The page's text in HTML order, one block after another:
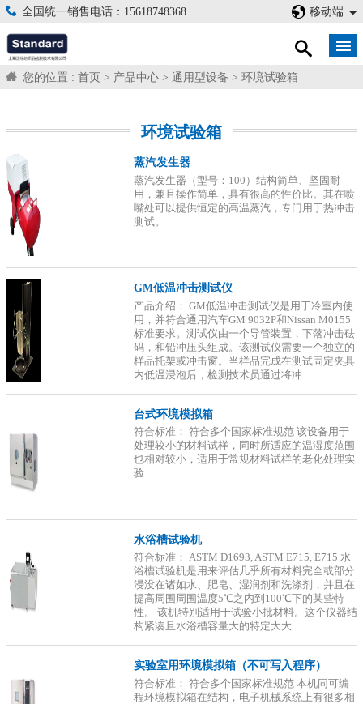
全国统一销售电话：15618748368 移动端
您的位置 : 首页 > 产品中心 > 通用型设备 > 环境试验箱
环境试验箱
蒸汽发生器
蒸汽发生器（型号：100）结构简单、坚固耐
用，兼且操作简单，具有很高的性价比。其在喷
嘴处可以提供恒定的高温蒸汽，专门用于热冲击
测试。
GM低温冲击测试仪
产品介绍： GM低温冲击测试仪是用于冷室内使
用，并符合通用汽车GM 9032P和Nissan M0155
标准要求。测试仪由一个导管装置，下落冲击砝
码，和铅冲压头组成。该测试仪需要一个独立的
样品托架或冲击窗。当样品完成在测试固定夹具
内低温浸泡后，检测技术员通过将冲
台式环境模拟箱
符合标准： 符合多个国家标准规范 该设备用于
处理较小的材料试样，同时所适应的温湿度范围
也相对较小，适用于常规材料试样的老化处理实
验
水浴槽试验机
符合标准： ASTM D1693, ASTM E715, E715 水
浴槽试验机是用来评估几乎所有材料完全或部分
浸没在诸如水、肥皂、湿润剂和洗涤剂，并且在
提高周围周围温度5℃之内到100℃下的某些特
性。 该机特别适用于试验小批材料。这个仪器结
构紧凑且水浴槽容量大的特定大大
实验室用环境模拟箱（不可写入程序）
符合标准： 符合多个国家标准规范 本机同可编
程环境模拟箱在结构，电子机械系统上有很多相